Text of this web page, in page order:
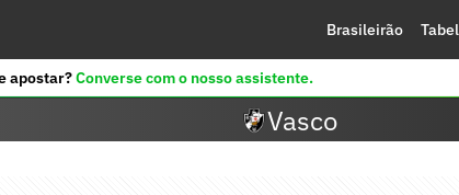
Brasileirão
apostar?Converse com o nosso assistente.
Vasco